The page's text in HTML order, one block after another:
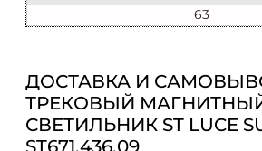
63
ДОСТАВКА И
ТРЕКОВЫЙ
СВЕТИЛЬНИК ST LUCE
ST671.436.09